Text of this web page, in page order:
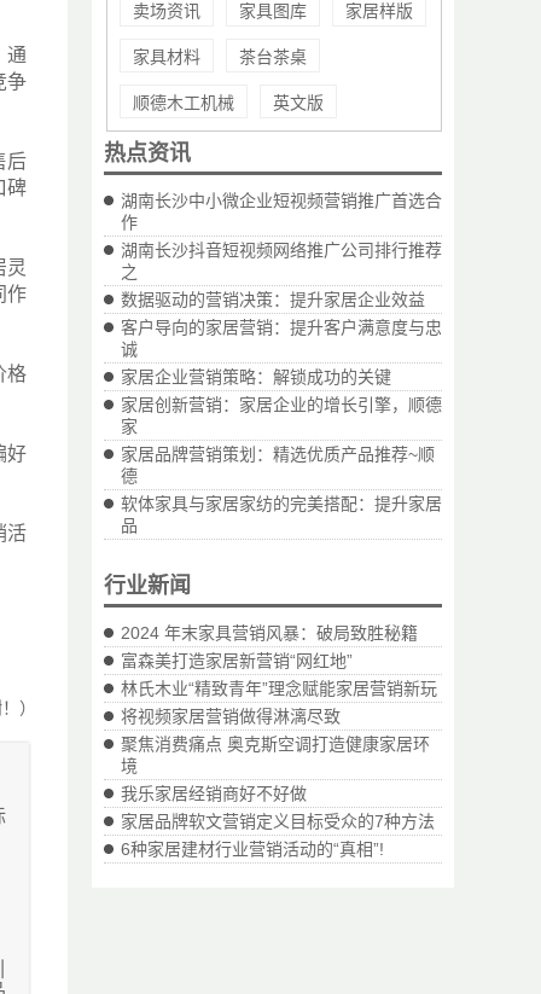
卖场资讯 家具图库 家居样版
家具材料 茶台茶桌
顺德木工机械 英文版
热点资讯
湖南长沙中小微企业短视频营销推广首选合
作
湖南长沙抖音短视频网络推广公司排行推荐
之
数据驱动的营销决策：提升家居企业效益
客户导向的家居营销：提升客户满意度与忠
诚
家居企业营销策略：解锁成功的关键
家居创新营销：家居企业的增长引擎，顺德
家
家居品牌营销策划：精选优质产品推荐~顺
德
软体家具与家居家纺的完美搭配：提升家居
品
行业新闻
2024 年末家具营销风暴：破局致胜秘籍
富森美打造家居新营销“网红地”
林氏木业“精致青年”理念赋能家居营销新玩
将视频家居营销做得淋漓尽致
聚焦消费痛点 奥克斯空调打造健康家居环
境
我乐家居经销商好不好做
家居品牌软文营销定义目标受众的7种方法
6种家居建材行业营销活动的“真相”!
通
争
后
碑
灵
作
格
好
活
）